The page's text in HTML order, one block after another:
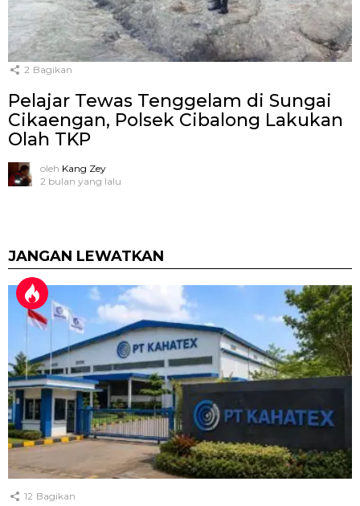
2 Bagikan
Pelajar Tewas Tenggelam di Sungai
Cikaengan, Polsek Cibalong Lakukan
Olah TKP
oleh Kang Zey
2 bulan yang lalu
JANGAN LEWATKAN
12 Bagikan